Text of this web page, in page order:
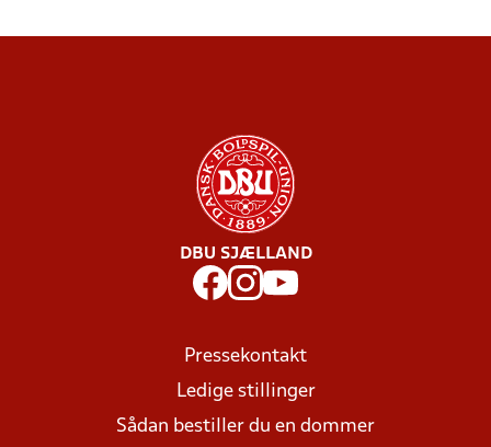
DBU SJÆLLAND
Pressekontakt
Ledige stillinger
Sådan bestiller du en dommer